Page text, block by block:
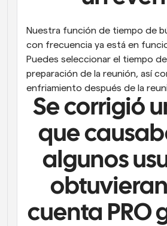
Nuestra función de tiempo de
con frecuencia ya está en
Puedes seleccionar el tiempo
preparación de la reunión, así
enfriamiento después de la
Se corrigió
que
algunos
cuenta PRO